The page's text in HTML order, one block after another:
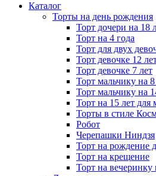
Каталог
Торты на день рождения
Торт дочери на 18
Торт на 4 года
Торт для двух
Торт девочке 12
Торт девочке 7 лет
Торт мальчику на 8
Торт мальчику на
Торт на 15 лет для
Торты в стиле
Робот
Черепашки Ниндзя
Торт на рождение
Торт на крещение
Торт на вечеринку